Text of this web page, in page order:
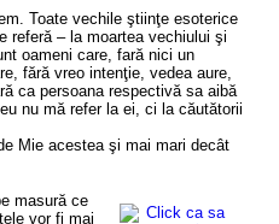
Toate vechile ştiinţe esoterice
referă – la moartea vechiului şi
oameni care, fară nici un
fără vreo intenţie, vedea aure,
ca persoana respectivă sa aibă
nu mă refer la ei, ci la căutătorii
Mie acestea şi mai mari decât
masură ce
vor fi mai